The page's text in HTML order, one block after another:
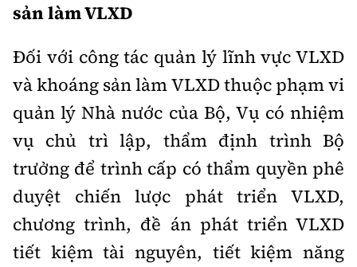
sản làm VLXD
Đối với công tác quản lý lĩnh vực VLXD
và khoáng sản làm VLXD thuộc phạm vi
quản lý Nhà nước của Bộ, Vụ có nhiệm
vụ chủ trì lập, thẩm định trình Bộ
trưởng để trình cấp có thẩm quyền phê
duyệt chiến lược phát triển VLXD,
chương trình, đề án phát triển VLXD
tiết kiệm tài nguyên, tiết kiệm năng